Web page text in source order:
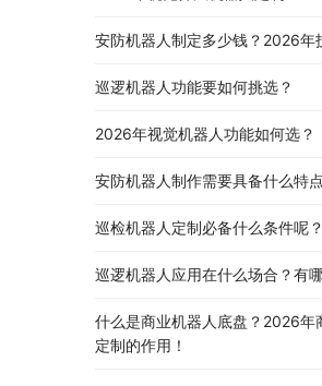
安防机器人制定多少钱？2026年
巡逻机器人功能要如何挑选？
2026年视觉机器人功能如何选？
安防机器人制作需要具备什么特
巡检机器人定制必备什么条件呢？
巡逻机器人应用在什么场合？有
什么是商业机器人底盘？2026年
定制的作用！